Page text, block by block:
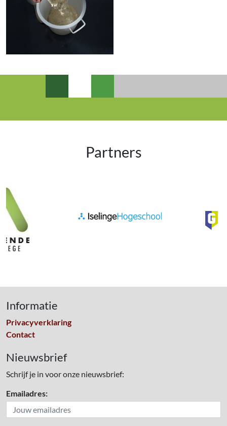
Partners
Informatie
Privacyverklaring
Contact
Nieuwsbrief
Schrijf je in voor onze nieuwsbrief:
Emailadres: